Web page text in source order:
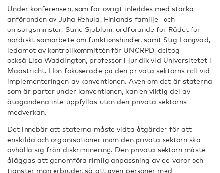
Under konferensen, som för övrigt inleddes med starka
anföranden av Juha Rehula, Finlands familje- och
omsorgsminster, Stina Sjöblom, ordförande för Rådet för
nordiskt samarbete om funktionshinder, samt Stig Langvad,
ledamot av kontrollkommittén för UNCRPD, deltog
också Lisa Waddington, professor i juridik vid Universitetet i
Maastricht. Hon fokuserade på den privata sektorns roll vid
implementeringen av konventionen. Även om det är staterna
som är parter under konventionen, kan en viktig del av
åtagandena inte uppfyllas utan den privata sektorns
medverkan.
Det innebär att staterna måste vidta åtgärder för att
enskilda och organisationer inom den privata sektorn ska
avhålla sig från diskriminering. Den privata sektorn måste
åläggas att genomföra rimlig anpassning av de varor och
tjänster man erbjuder, så att även personer med